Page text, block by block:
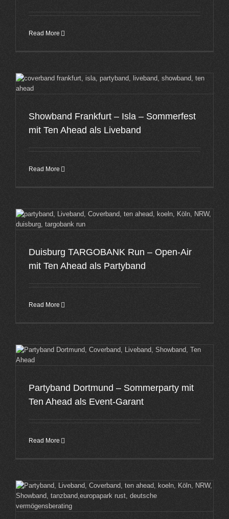
Read More
Showband Frankfurt – Isla – Sommerfest
mit Ten Ahead als Liveband
Read More
Duisburg TARGOBANK Run – Open-Air
mit Ten Ahead als Partyband
Read More
Partyband Dortmund – Sommerparty mit
Ten Ahead als Event-Garant
Read More